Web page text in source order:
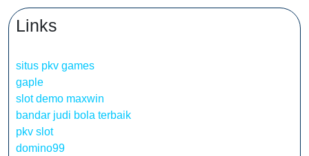
Links
situs pkv games
gaple
slot demo maxwin
bandar judi bola terbaik
pkv slot
domino99